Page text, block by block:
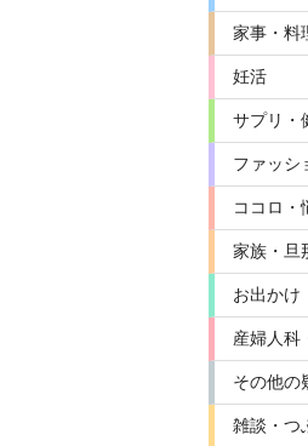
家事・料
妊活
サプリ・
ファッシ
ココロ・
家族・旦
お出かけ
産婦人科
その他の
雑談・つ